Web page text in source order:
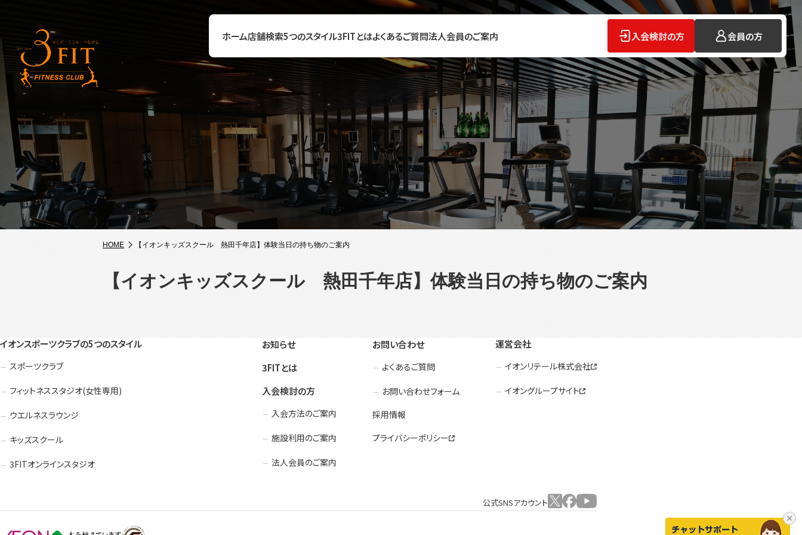
ホーム店舗検索5つのスタイル3FITとはよくあるご質問法人会員のご案内 入会検討の方 会員の方
HOME 【イオンキッズスクール 熱田千年店】体験当日の持ち物のご案内
【イオンキッズスクール 熱田千年店】体験当日の持ち物のご案内
イオンスポーツクラブの5つのスタイル
スポーツクラブ
フィットネススタジオ(女性専用)
ウエルネスラウンジ
キッズスクール
3FITオンラインスタジオ
お知らせ
3FITとは
入会検討の方
入会方法のご案内
施設利用のご案内
法人会員のご案内
お問い合わせ
よくあるご質問
お問い合わせフォーム
採用情報
プライバシーポリシー
運営会社
イオンリテール株式会社
イオングループサイト
公式SNSアカウント